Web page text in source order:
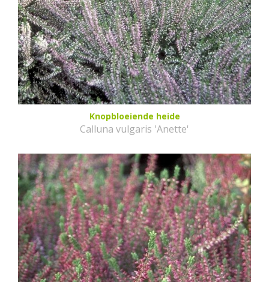
Knopbloeiende heide
Calluna vulgaris 'Anette'